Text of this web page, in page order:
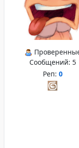
Сообщений: 5
Реп: 0